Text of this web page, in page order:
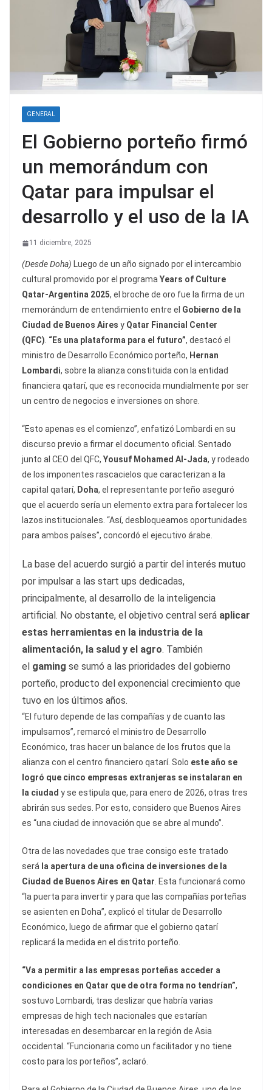
GENERAL
El Gobierno porteño firmó
un memorándum con
Qatar para impulsar el
desarrollo y el uso de la IA
11 diciembre, 2025
(Desde Doha) Luego de un año signado por el intercambio
cultural promovido por el programaYears of Culture
Qatar-Argentina 2025, el broche de oro fue la firma de un
memorándum de entendimiento entre el Gobierno de la
Ciudad de Buenos Aires y Qatar Financial Center
(QFC). “Es una plataforma para el futuro”, destacó el
ministro de Desarrollo Económico porteño, Hernan
Lombardi, sobre la alianza constituida con la entidad
financiera qatarí, que es reconocida mundialmente por ser
un centro de negocios e inversiones on shore.
“Esto apenas es el comienzo”, enfatizó Lombardi en su
discurso previo a firmar el documento oficial. Sentado
junto al CEO del QFC, Yousuf Mohamed Al-Jada, y rodeado
de los imponentes rascacielos que caracterizan a la
capital qatarí, Doha, el representante porteño aseguró
que el acuerdo sería un elemento extra para fortalecer los
lazos institucionales. “Así, desbloqueamos oportunidades
para ambos países”, concordó el ejecutivo árabe.
La base del acuerdo surgió a partir del interés mutuo
por impulsar a las start ups dedicadas,
principalmente, al desarrollo de la inteligencia
artificial. No obstante, el objetivo central será aplicar
estas herramientas en la industria de la
alimentación, la salud y el agro. También
el gaming se sumó a las prioridades del gobierno
porteño, producto del exponencial crecimiento que
tuvo en los últimos años.
“El futuro depende de las compañías y de cuanto las
impulsamos”, remarcó el ministro de Desarrollo
Económico, tras hacer un balance de los frutos que la
alianza con el centro financiero qatarí. Solo este año se
logró que cinco empresas extranjeras se instalaran en
la ciudad y se estipula que, para enero de 2026, otras tres
abrirán sus sedes. Por esto, considero que Buenos Aires
es “una ciudad de innovación que se abre al mundo”.
Otra de las novedades que trae consigo este tratado
será la apertura de una oficina de inversiones de la
Ciudad de Buenos Aires en Qatar. Esta funcionará como
“la puerta para invertir y para que las compañías porteñas
se asienten en Doha”, explicó el titular de Desarrollo
Económico, luego de afirmar que el gobierno qatarí
replicará la medida en el distrito porteño.
“Va a permitir a las empresas porteñas acceder a
condiciones en Qatar que de otra forma no tendrían”,
sostuvo Lombardi, tras deslizar que habría varias
empresas de high tech nacionales que estarían
interesadas en desembarcar en la región de Asia
occidental. “Funcionaria como un facilitador y no tiene
costo para los porteños”, aclaró.